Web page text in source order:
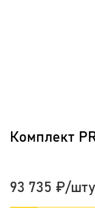
Комплект
93 735 ₽/